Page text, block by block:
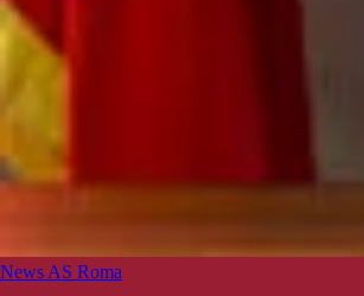
News AS Roma